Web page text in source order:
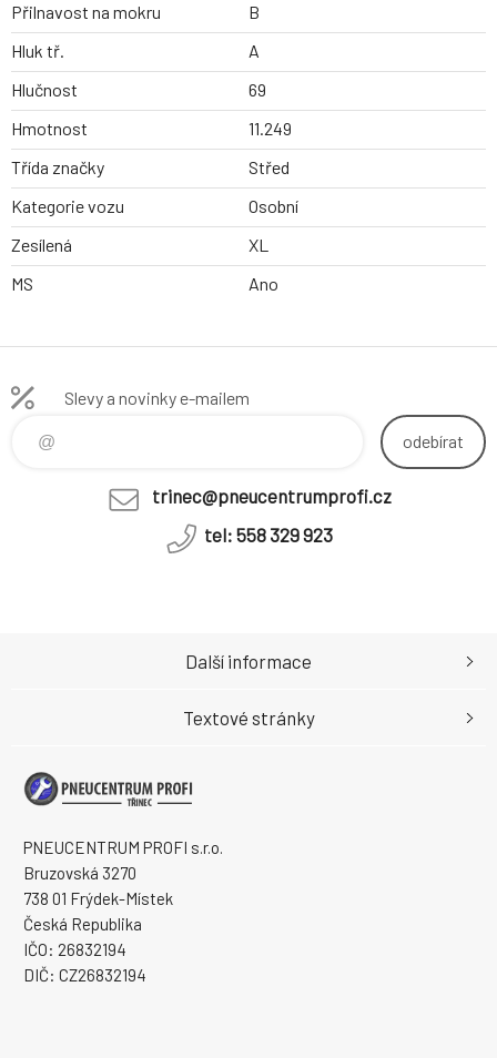
Přilnavost na mokru
B
Hluk tř.
A
Hlučnost
69
Hmotnost
11.249
Třída značky
Střed
Kategorie vozu
Osobní
Zesílená
XL
MS
Ano
Slevy a novinky e-mailem
odebírat
trinec@pneucentrumprofi.cz
tel: 558 329 923
PNEUCENTRUM PROFI s.r.o.
Bruzovská 3270
738 01 Frýdek-Místek
Česká Republika
IČO: 26832194
DIČ: CZ26832194
Další informace
Textové stránky